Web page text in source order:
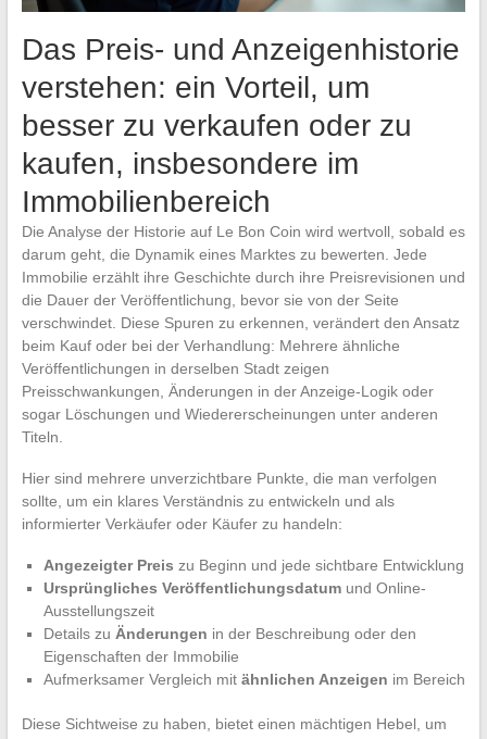
Das Preis- und Anzeigenhistorie
verstehen: ein Vorteil, um
besser zu verkaufen oder zu
kaufen, insbesondere im
Immobilienbereich
Die Analyse der Historie auf Le Bon Coin wird wertvoll, sobald es
darum geht, die Dynamik eines Marktes zu bewerten. Jede
Immobilie erzählt ihre Geschichte durch ihre Preisrevisionen und
die Dauer der Veröffentlichung, bevor sie von der Seite
verschwindet. Diese Spuren zu erkennen, verändert den Ansatz
beim Kauf oder bei der Verhandlung: Mehrere ähnliche
Veröffentlichungen in derselben Stadt zeigen
Preisschwankungen, Änderungen in der Anzeige-Logik oder
sogar Löschungen und Wiedererscheinungen unter anderen
Titeln.
Hier sind mehrere unverzichtbare Punkte, die man verfolgen
sollte, um ein klares Verständnis zu entwickeln und als
informierter Verkäufer oder Käufer zu handeln:
Angezeigter Preis zu Beginn und jede sichtbare Entwicklung
Ursprüngliches Veröffentlichungsdatumund Online-
Ausstellungszeit
Details zu Änderungen in der Beschreibung oder den
Eigenschaften der Immobilie
Aufmerksamer Vergleich mit ähnlichen Anzeigen im Bereich
Diese Sichtweise zu haben, bietet einen mächtigen Hebel, um